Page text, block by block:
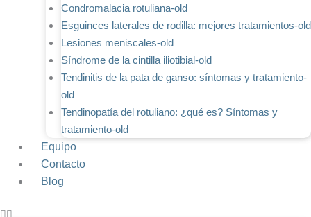
Condromalacia rotuliana-old
Esguinces laterales de rodilla: mejores tratamientos-old
Lesiones meniscales-old
Síndrome de la cintilla iliotibial-old
Tendinitis de la pata de ganso: síntomas y tratamiento-
old
Tendinopatía del rotuliano: ¿qué es? Síntomas y
tratamiento-old
Equipo
Contacto
Blog